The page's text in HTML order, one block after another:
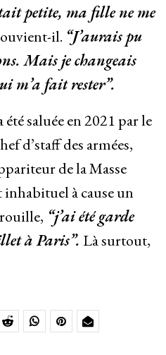
petite, ma fille ne me
il. “J’aurais pu
Mais je changeais
m’a fait rester”.
saluée en 2021 par le
d’staff des armées,
de la Masse
inhabituel à cause un
“j’ai été garde
à Paris”. Là surtout,